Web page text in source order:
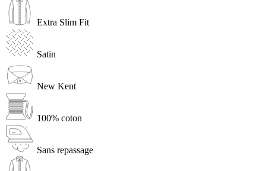
Extra Slim Fit
Satin
New Kent
100% coton
Sans repassage